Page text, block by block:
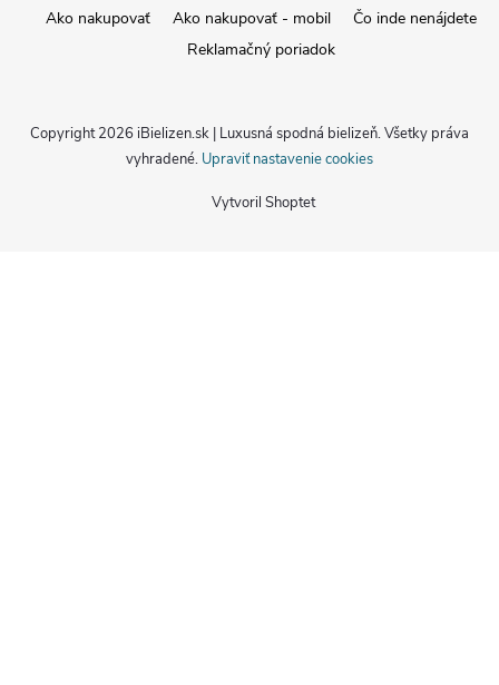
Ako nakupovať
Ako nakupovať - mobil
Čo inde nenájdete
Reklamačný poriadok
Vytvoril Shoptet
Copyright 2026 iBielizen.sk | Luxusná spodná bielizeň. Všetky práva
vyhradené. Upraviť nastavenie cookies